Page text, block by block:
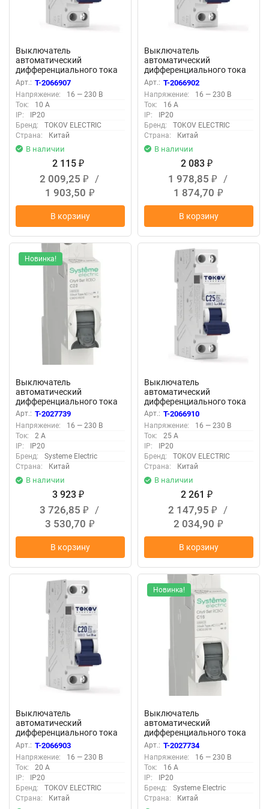
Выключатель
автоматический
дифференциального тока
2п (1P+N) C 10А 30мА тип
AС 6кА PRIZMA 18мм
TOKOV ELECTRIC TKE-PZ60-
RCBO-1-10-30-AС
Арт.: T-2066907
Напряжение:
16 — 230 В
Ток:
10 А
IP:
IP20
Бренд:
TOKOV ELECTRIC
Страна:
Китай
В наличии
2 115 ₽
2 009,25 ₽
/
1 903,50 ₽
В корзину
Выключатель
автоматический
дифференциального тока
2п (1P+N) C 16А 30мА тип A
6кА PRIZMA 18мм TOKOV
ELECTRIC TKE-PZ60-RCBO-
1-16-30-A
Арт.: T-2066902
Напряжение:
16 — 230 В
Ток:
16 А
IP:
IP20
Бренд:
TOKOV ELECTRIC
Страна:
Китай
В наличии
2 083 ₽
1 978,85 ₽
/
1 874,70 ₽
В корзину
Новинка!
Выключатель
автоматический
дифференциального тока
2п (1P+N) C 20А 30мА тип
AC 4.5кА City9 18мм SE
C9D33620
Арт.: T-2027739
Напряжение:
16 — 230 В
Ток:
2 А
IP:
IP20
Бренд:
Systeme Electric
Страна:
Китай
В наличии
3 923 ₽
3 726,85 ₽
/
3 530,70 ₽
В корзину
Выключатель
автоматический
дифференциального тока
2п (1P+N) C 25А 30мА тип
AС 6кА PRIZMA 18мм
TOKOV ELECTRIC TKE-PZ60-
RCBO-1-25-30-AС
Арт.: T-2066910
Напряжение:
16 — 230 В
Ток:
25 А
IP:
IP20
Бренд:
TOKOV ELECTRIC
Страна:
Китай
В наличии
2 261 ₽
2 147,95 ₽
/
2 034,90 ₽
В корзину
Выключатель
автоматический
дифференциального тока
2п (1P+N) C 20А 30мА тип A
6кА PRIZMA 18мм TOKOV
ELECTRIC TKE-PZ60-RCBO-
1-20-30-A
Арт.: T-2066903
Напряжение:
16 — 230 В
Ток:
20 А
IP:
IP20
Бренд:
TOKOV ELECTRIC
Страна:
Китай
Новинка!
Выключатель
автоматический
дифференциального тока
2п (1P+N) C 16А 30мА тип
AC 4.5кА City9 18мм SE
C9D33616
Арт.: T-2027734
Напряжение:
16 — 230 В
Ток:
16 А
IP:
IP20
Бренд:
Systeme Electric
Страна:
Китай